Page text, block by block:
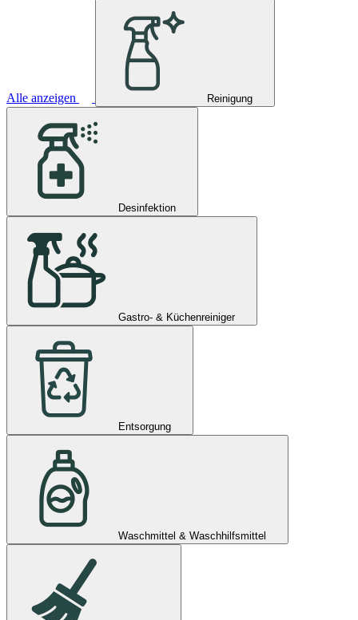
Alle anzeigen Reinigung
Desinfektion
Gastro- & Küchenreiniger
Entsorgung
Waschmittel & Waschhilfsmittel